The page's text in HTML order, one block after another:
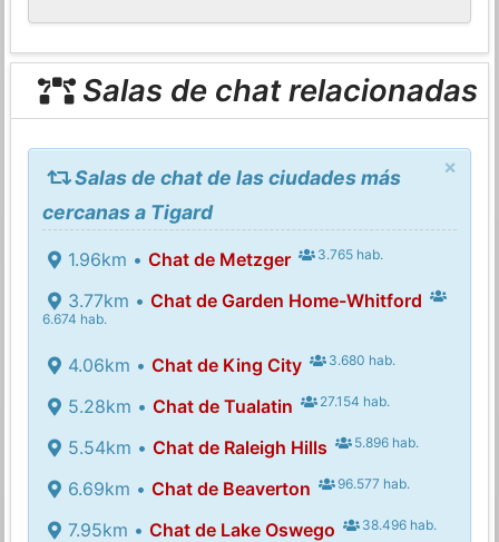
Salas de chat relacionadas
×
Salas de chat de las ciudades más
cercanas a Tigard
1.96km • Chat de Metzger 3.765 hab.
3.77km • Chat de Garden Home-Whitford
6.674 hab.
4.06km • Chat de King City 3.680 hab.
5.28km • Chat de Tualatin 27.154 hab.
5.54km • Chat de Raleigh Hills 5.896 hab.
6.69km • Chat de Beaverton 96.577 hab.
7.95km • Chat de Lake Oswego 38.496 hab.